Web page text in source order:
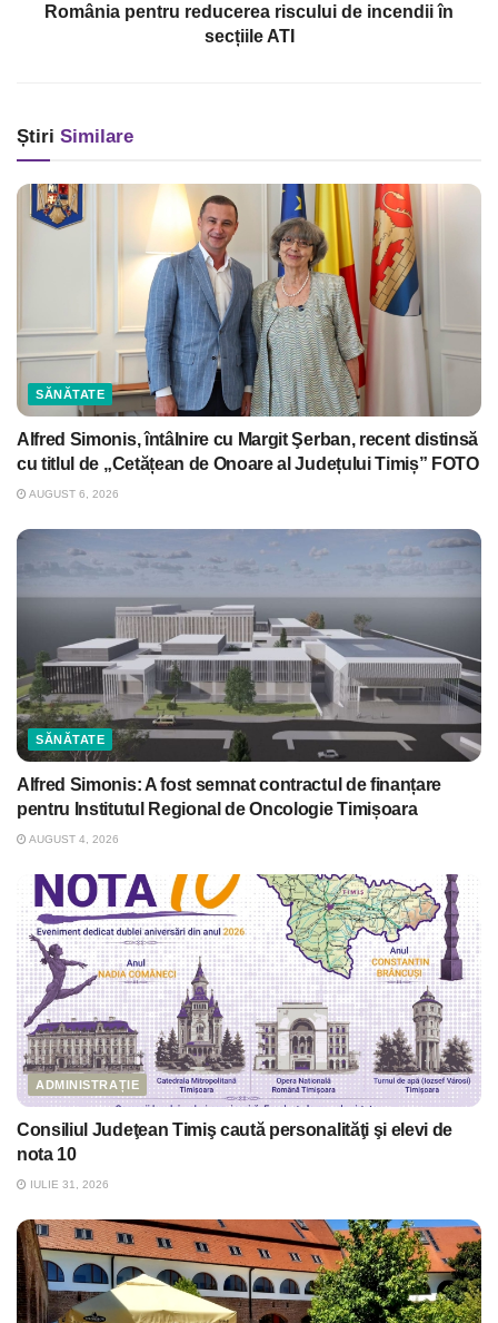
România pentru reducerea riscului de incendii în
secțiile ATI
Știri Similare
SĂNĂTATE
Alfred Simonis, întâlnire cu Margit Şerban, recent distinsă
cu titlul de „Cetățean de Onoare al Județului Timiș” FOTO
AUGUST 6, 2026
SĂNĂTATE
Alfred Simonis: A fost semnat contractul de finanțare
pentru Institutul Regional de Oncologie Timișoara
AUGUST 4, 2026
ADMINISTRAȚIE
Consiliul Judeţean Timiş caută personalităţi şi elevi de
nota 10
IULIE 31, 2026